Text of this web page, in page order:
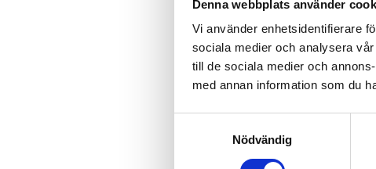
Denna webbplats använder
Vi använder enhetsidentifierare
sociala medier och analysera
till de sociala medier och
med annan information som du
Nödvändig
ingen
lågt slitage -
förhindrar
minimale